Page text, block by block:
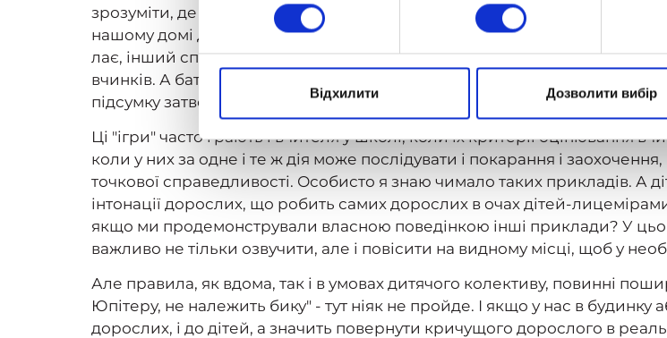
Відхилити Дозволити вибір
зрозуміти, де ж межі дозволеного, яка її справжня реакція, які реальні
нашому домі добре, а що погано. Точно так само може статися в разі,
лає, інший сприймає нейтрально, і навпаки. Тут мамі доведеться
вчинків. А батьки повинні максимально узгодити своє ставлення до
підсумку затвердить дитину в тому, що в його будинку все стабільно.
Ці "ігри" часто грають і вчителя у школі, коли їх критерії оцінювання
коли у них за одне і те ж дія може послідувати і покарання і
точкової справедливості. Особисто я знаю чимало таких прикладів. А
інтонації дорослих, що робить самих дорослих в очах дітей-
якщо ми продемонстрували власною поведінкою інші приклади? У
важливо не тільки озвучити, але і повісити на видному місці, щоб у
Але правила, як вдома, так і в умовах дитячого колективу, повинні
Юпітеру, не належить бику" - тут ніяк не пройде. І якщо у нас в будинку
дорослих, і до дітей, а значить повернути кричущого дорослого в